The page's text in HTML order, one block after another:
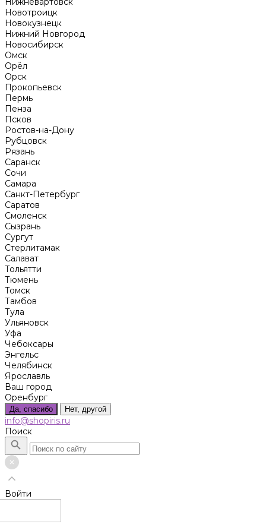
Новотроицк
Новокузнецк
Нижний Новгород
Новосибирск
Омск
Орёл
Орск
Прокопьевск
Пермь
Пенза
Псков
Ростов-на-Дону
Рубцовск
Рязань
Саранск
Сочи
Самара
Санкт-Петербург
Саратов
Смоленск
Сызрань
Сургут
Стерлитамак
Салават
Тольятти
Тюмень
Томск
Тамбов
Тула
Ульяновск
Уфа
Чебоксары
Энгельс
Челябинск
Ярославль
Ваш город
Оренбург
Да, спасибо Нет, другой
info@shopiris.ru
Поиск
Войти